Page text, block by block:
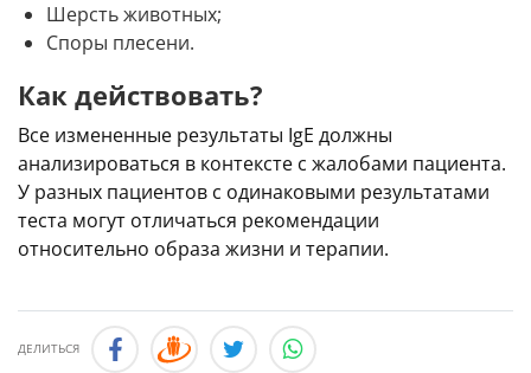
Шерсть животных;
Споры плесени.
Как действовать?
Все измененные результаты IgE должны
анализироваться в контексте с жалобами пациента.
У разных пациентов с одинаковыми результатами
теста могут отличаться рекомендации
относительно образа жизни и терапии.
ДЕЛИТЬСЯ